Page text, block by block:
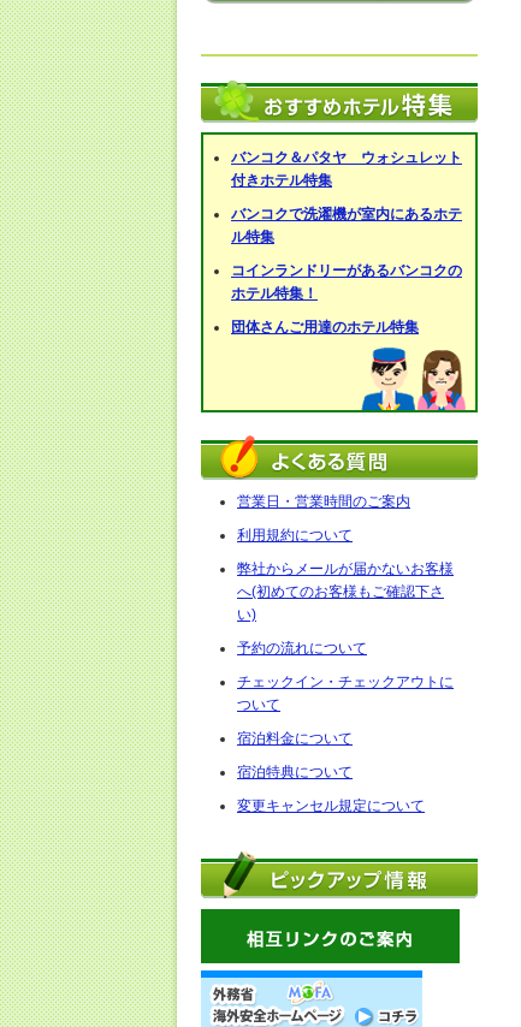
バンコク＆パタヤ ウォシュレット
付きホテル特集
バンコクで洗濯機が室内にあるホテ
ル特集
コインランドリーがあるバンコクの
ホテル特集！
団体さんご用達のホテル特集
営業日・営業時間のご案内
利用規約について
弊社からメールが届かないお客様
へ(初めてのお客様もご確認下さ
い)
予約の流れについて
チェックイン・チェックアウトに
ついて
宿泊料金について
宿泊特典について
変更キャンセル規定について